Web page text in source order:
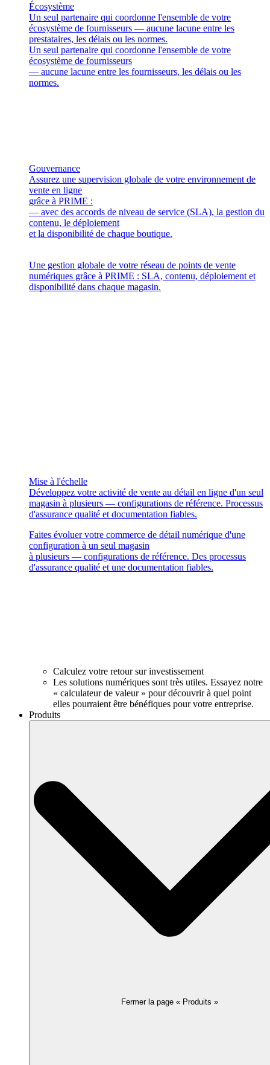
Écosystème
Un seul partenaire qui coordonne l'ensemble de votre
écosystème de fournisseurs — aucune lacune entre les
prestataires, les délais ou les normes.
Un seul partenaire qui coordonne l'ensemble de votre
écosystème de fournisseurs
— aucune lacune entre les fournisseurs, les délais ou les
normes.
Gouvernance
Assurez une supervision globale de votre environnement de
vente en ligne
grâce à PRIME :
— avec des accords de niveau de service (SLA), la gestion du
contenu, le déploiement
et la disponibilité de chaque boutique.
Une gestion globale de votre réseau de points de vente
numériques grâce à PRIME : SLA, contenu, déploiement et
disponibilité dans chaque magasin.
Mise à l'échelle
Développez votre activité de vente au détail en ligne d'un seul
magasin à plusieurs — configurations de référence. Processus
d'assurance qualité et documentation fiables.
Faites évoluer votre commerce de détail numérique d'une
configuration à un seul magasin
à plusieurs — configurations de référence. Des processus
d'assurance qualité et une documentation fiables.
Calculez votre retour sur investissement
Les solutions numériques sont très utiles. Essayez notre
« calculateur de valeur » pour découvrir à quel point
elles pourraient être bénéfiques pour votre entreprise.
Produits
Fermer la page « Produits »